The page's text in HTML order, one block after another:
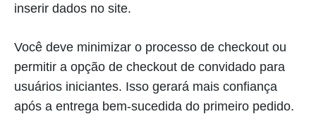
inserir dados no site.
Você deve minimizar o processo de checkout ou
permitir a opção de checkout de convidado para
usuários iniciantes. Isso gerará mais confiança
após a entrega bem-sucedida do primeiro pedido.